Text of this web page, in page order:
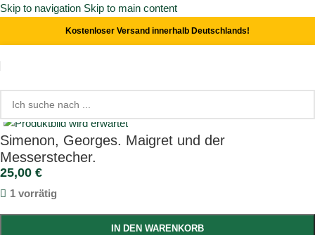
Skip to navigation Skip to main content
Kostenloser Versand innerhalb Deutschlands!
Start/ Literatur
Click to enlarge
Simenon, Georges. Maigret und der
Messerstecher.
25,00 €
1 vorrätig
IN DEN WARENKORB